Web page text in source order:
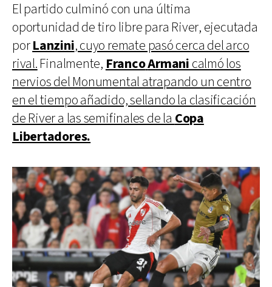
El partido culminó con una última
oportunidad de tiro libre para River, ejecutada
porLanzini, cuyo remate pasó cerca del arco
rival.Finalmente, FrancoArmani calmó los
nervios del Monumental atrapando un centro
en el tiempo añadido, sellando la clasificación
de River a las semifinales de la Copa
Libertadores.